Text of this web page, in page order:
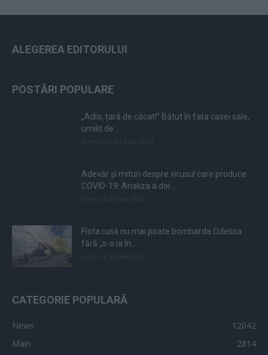
ALEGEREA EDITORULUI
POSTĂRI POPULARE
„Adio, țară de căcat!” Bătut în fața casei sale,
umilit de...
Adevăr și mituri despre virusul care produce
COVID-19. Analiza a doi...
Flota rusă nu mai poate bombarda Odessa
fără „s-o ia în...
CATEGORIE POPULARĂ
News
12042
Main
2814